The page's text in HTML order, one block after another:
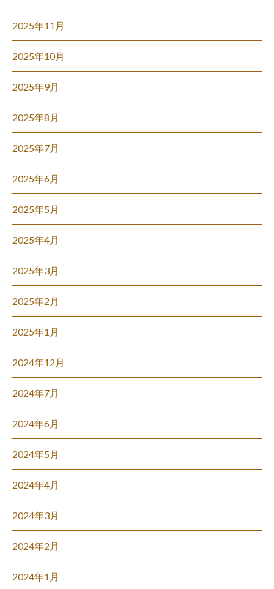
2025年11月
2025年10月
2025年9月
2025年8月
2025年7月
2025年6月
2025年5月
2025年4月
2025年3月
2025年2月
2025年1月
2024年12月
2024年7月
2024年6月
2024年5月
2024年4月
2024年3月
2024年2月
2024年1月